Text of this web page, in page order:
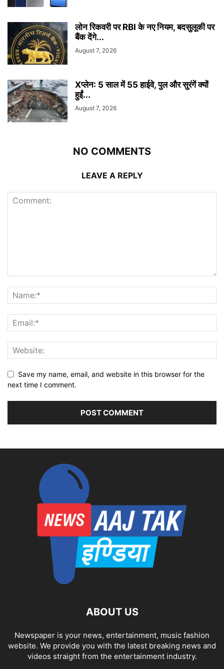
लोन रिकवरी पर RBI के नए नियम, बदसुलूकी पर
बैंक देंगे...
August 7, 2026
Xप्लेन: 5 साल में 55 हाईवे, पुल और सुरंगें क्यों
हुईं...
August 7, 2026
NO COMMENTS
LEAVE A REPLY
Save my name, email, and website in this browser for the
next time I comment.
ABOUT US
Newspaper is your news, entertainment, music fashion
website. We provide you with the latest breaking news and
videos straight from the entertainment industry.